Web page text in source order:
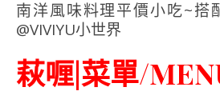
萩喱|菜單/